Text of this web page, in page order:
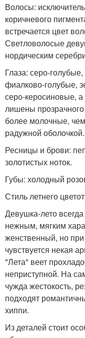
Волосы:
коричневого
встречается цвет
Светловолосые
нордическим
Глаза: серо-
фиалково-голубые,
серо-керосиновые, а
лишены
более молочные,
радужной оболочкой.
Ресницы и брови:
золотистых ноток.
Губы: холодный
Стиль летнего
Девушка-лето
нежным, мягким
женственный, но
чувствуется некая
"Лета" веет
неприступной. На
чужда жестокость,
подходят
хиппи.
Из деталей стоит